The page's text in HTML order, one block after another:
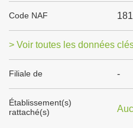
Code NAF
> Voir toutes les données
Filiale de -
Établissement(s)
rattaché(s)